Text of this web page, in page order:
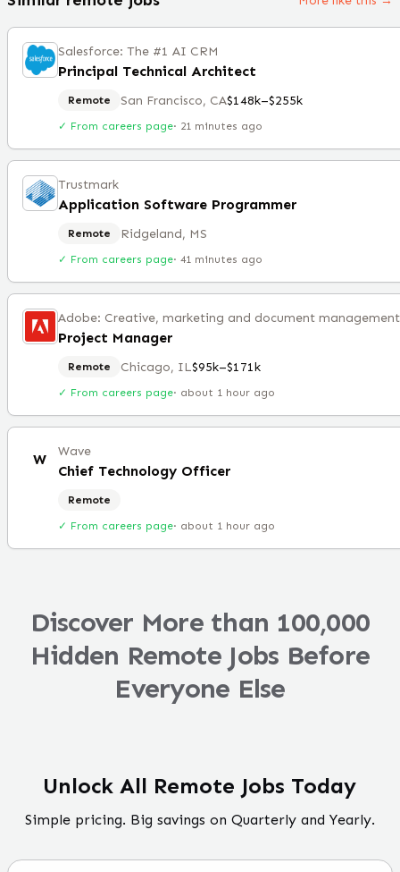
Salesforce: The #1 AI CRM
Principal Technical Architect
Remote San Francisco, CA$148k–$255k
✓ From careers page· 21 minutes ago
Trustmark
Application Software Programmer
Remote Ridgeland, MS
✓ From careers page· 41 minutes ago
Project Manager
Remote Chicago, IL$95k–$171k
✓ From careers page· about 1 hour ago
W Wave
Chief Technology Officer
Remote
✓ From careers page· about 1 hour ago
Discover More than 100,000
Hidden Remote Jobs Before
Everyone Else
Unlock All Remote Jobs Today
Simple pricing. Big savings on Quarterly and Yearly.